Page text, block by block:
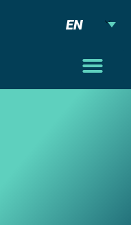
EN